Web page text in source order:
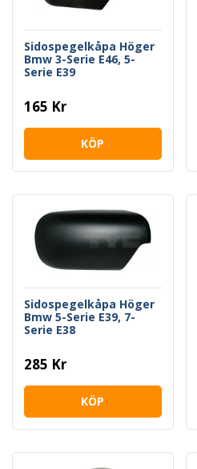
Sidospegelkåpa Höger
Bmw 3-Serie E46, 5-
Serie E39
165 Kr
KÖP
Sidospegelkåpa Höger
Bmw 5-Serie E39, 7-
Serie E38
285 Kr
KÖP